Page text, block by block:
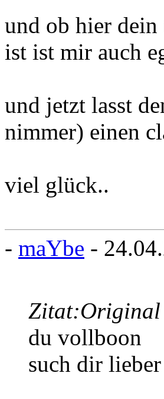
und ob hier dein
ist ist mir auch
und jetzt lasst
nimmer) einen
viel glück..
- maYbe -
Zitat:Original
du vollboon
such dir